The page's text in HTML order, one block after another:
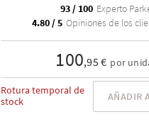
93 / 100 Experto
4.80 / 5 Opiniones de los
100,95 € por
Rotura temporal de
stock
AÑADIR